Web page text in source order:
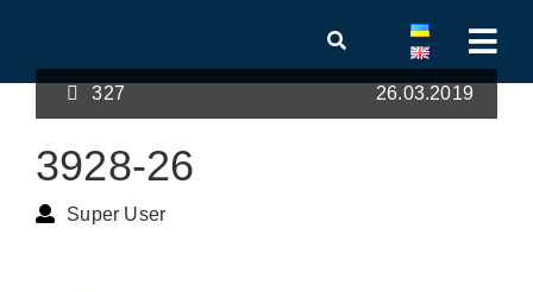
327 26.03.2019
3928-26
Super User